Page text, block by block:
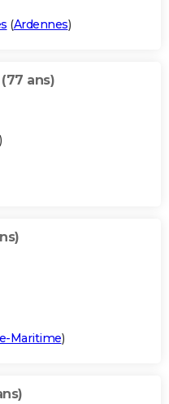
(Ardennes)
(77 ans)
)
Maritime)